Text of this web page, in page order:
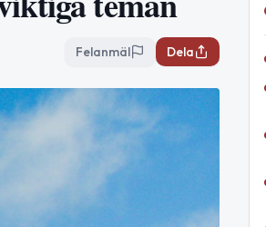
Felanmäl Dela